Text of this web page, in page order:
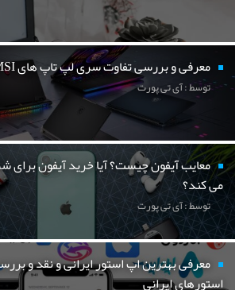
معرفی و بررسی تفاوت سری لپ تاپ های MSI
توسط : آی تی پورت
معایب آیفون چیست؟ آیا خرید آیفون برای
می کند؟
توسط : آی تی پورت
معرفی بهترین اپ استور ایرانی و نقد و
استورهای ایرانی